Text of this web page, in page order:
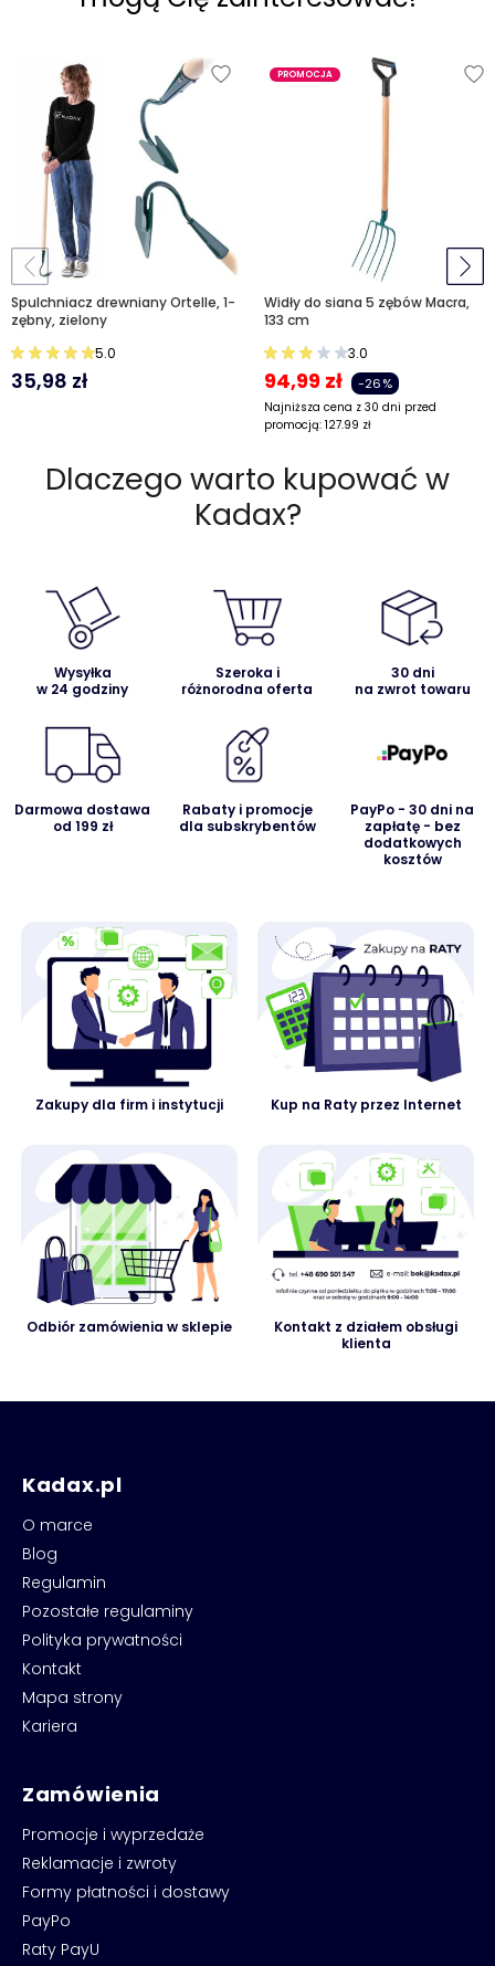
Spulchniacz drewniany Ortelle, 1-
zębny, zielony
5.0
35,98 zł
PROMOCJA
Widły do siana 5 zębów Macra,
133 cm
3.0
94,99 zł -26%
Najniższa cena z 30 dni przed
promocją: 127.99 zł
Dlaczego warto kupować w
Kadax?
Wysyłka
w 24 godziny
Szeroka i
różnorodna oferta
30 dni
na zwrot towaru
Darmowa dostawa
od 199 zł
Rabaty i promocje
dla subskrybentów
PayPo - 30 dni na
zapłatę - bez
dodatkowych
kosztów
Zakupy dla firm i instytucji Kup na Raty przez Internet
Odbiór zamówienia w sklepie
Kontakt z działem obsługi
klienta
Kadax.pl
O marce
Blog
Regulamin
Pozostałe regulaminy
Polityka prywatności
Kontakt
Mapa strony
Kariera
Zamówienia
Promocje i wyprzedaże
Reklamacje i zwroty
Formy płatności i dostawy
PayPo
Raty PayU